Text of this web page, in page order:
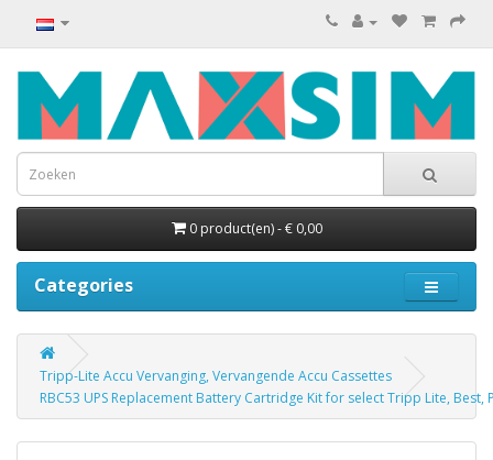
0 product(en) - € 0,00
Categories
Tripp-Lite Accu Vervanging, Vervangende Accu Cassettes
RBC53 UPS Replacement Battery Cartridge Kit for select Tripp Lite,